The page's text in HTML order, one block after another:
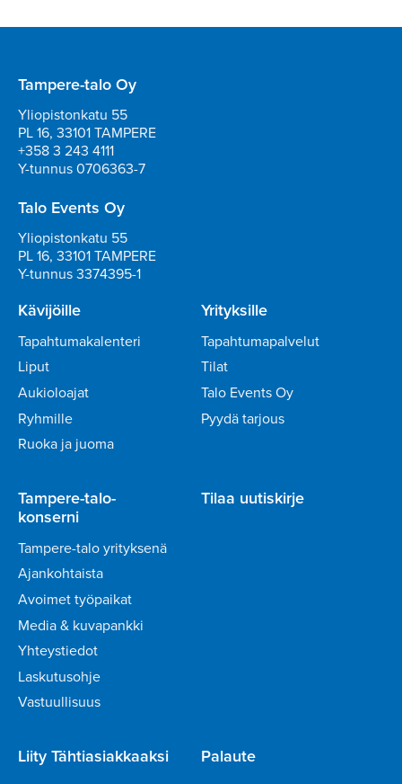
Tampere-talo Oy
Yliopistonkatu 55
PL 16, 33101 TAMPERE
+358 3 243 4111
Y-tunnus 0706363-7
Talo Events Oy
Yliopistonkatu 55
PL 16, 33101 TAMPERE
Y-tunnus 3374395-1
Kävijöille
Tapahtumakalenteri
Liput
Aukioloajat
Ryhmille
Ruoka ja juoma
Yrityksille
Tapahtumapalvelut
Tilat
Talo Events Oy
Pyydä tarjous
Tampere-talo-
konserni
Tampere-talo yrityksenä
Ajankohtaista
Avoimet työpaikat
Media & kuvapankki
Yhteystiedot
Laskutusohje
Vastuullisuus
Tilaa uutiskirje
Liity Tähtiasiakkaaksi Palaute